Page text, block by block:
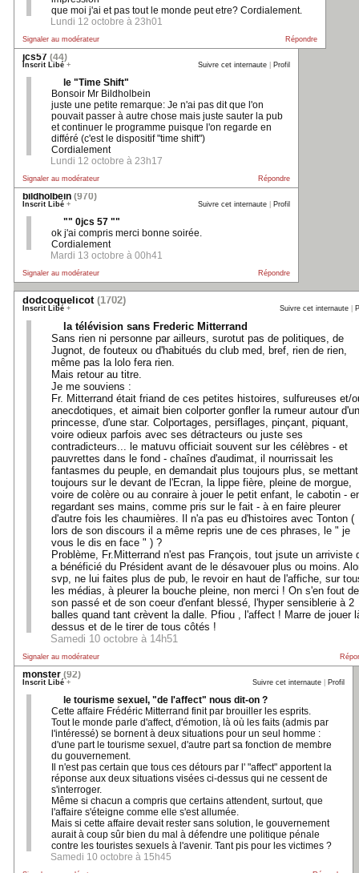
que moi j'ai et pas tout le monde peut etre? Cordialement.
Lundi 12 octobre à 23h01
Signaler au modérateur Répondre
jcs57 (44)
Inscrit Libé + Suivre cet internaute Profil
le "Time Shift"
Bonsoir Mr Bildholbein
juste une petite remarque: Je n'ai pas dit que l'on
pouvait passer à autre chose mais juste sauter la pub
et continuer le programme puisque l'on regarde en
différé (c'est le dispositif "time shift")
Cordialement
Lundi 12 octobre à 23h17
Signaler au modérateur Répondre
bildholbein (970)
Inscrit Libé + Suivre cet internaute Profil
"" 0jcs 57 ""
ok j'ai compris merci bonne soirée.
Cordialement
Mardi 13 octobre à 00h41
Signaler au modérateur Répondre
dodcoquelicot(1702)
Inscrit Libé + Suivre cet internaute
la télévision sans Frederic Mitterrand
Sans rien ni personne par ailleurs, surotut pas de politiques, de
Jugnot, de fouteux ou d'habitués du club med, bref, rien de rien,
même pas la lolo fera rien.
Mais retour au titre.
Je me souviens :
Fr. Mitterrand était friand de ces petites histoires, sulfureuses et/
anecdotiques, et aimait bien colporter gonfler la rumeur autour
princesse, d'une star. Colportages, persiflages, pinçant, piquant,
voire odieux parfois avec ses détracteurs ou juste ses
contradicteurs... le matuvu officiait souvent sur les célèbres - et
pauvrettes dans le fond - chaînes d'audimat, il nourrissait les
fantasmes du peuple, en demandait plus toujours plus, se mettant
toujours sur le devant de l'Ecran, la lippe fière, pleine de morgue,
voire de colère ou au conraire à jouer le petit enfant, le cabotin -
regardant ses mains, comme pris sur le fait - à en faire pleurer
d'autre fois les chaumières. Il n'a pas eu d'histoires avec Tonton (
lors de son discours il a même repris une de ces phrases, le " je
vous le dis en face " ) ?
Problème, Fr.Mitterrand n'est pas François, tout jsute un arriviste
a bénéficié du Président avant de le désavouer plus ou moins.
svp, ne lui faites plus de pub, le revoir en haut de l'affiche, sur
les médias, à pleurer la bouche pleine, non merci ! On s'en fout de
son passé et de son coeur d'enfant blessé, l'hyper sensiblerie à 2
balles quand tant crèvent la dalle. Pfiou , l'affect ! Marre de jouer
dessus et de le tirer de tous côtés !
Samedi 10 octobre à 14h51
Signaler au modérateur
monster (92)
Inscrit Libé + Suivre cet internaute Profil
le tourisme sexuel, "de l'affect" nous dit-on ?
Cette affaire Frédéric Mitterrand finit par brouiller les esprits.
Tout le monde parle d'affect, d'émotion, là où les faits (admis par
l'intéressé) se bornent à deux situations pour un seul homme :
d'une part le tourisme sexuel, d'autre part sa fonction de membre
du gouvernement.
Il n'est pas certain que tous ces détours par l' "affect" apportent la
réponse aux deux situations visées ci-dessus qui ne cessent de
s'interroger.
Même si chacun a compris que certains attendent, surtout, que
l'affaire s'éteigne comme elle s'est allumée.
Mais si cette affaire devait rester sans solution, le gouvernement
aurait à coup sûr bien du mal à défendre une politique pénale
contre les touristes sexuels à l'avenir. Tant pis pour les victimes ?
Samedi 10 octobre à 15h45